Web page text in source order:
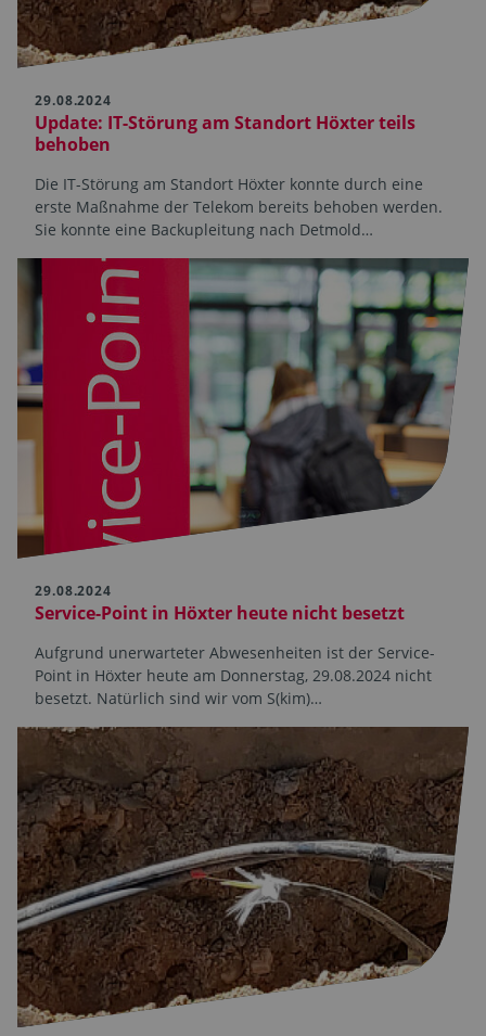
29.08.2024
Update: IT-Störung am Standort Höxter teils
behoben
Die IT-Störung am Standort Höxter konnte durch eine
erste Maßnahme der Telekom bereits behoben werden.
Sie konnte eine Backupleitung nach Detmold…
29.08.2024
Service-Point in Höxter heute nicht besetzt
Aufgrund unerwarteter Abwesenheiten ist der Service-
Point in Höxter heute am Donnerstag, 29.08.2024 nicht
besetzt. Natürlich sind wir vom S(kim)…